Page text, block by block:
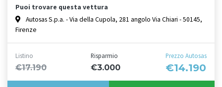
Puoi trovare questa vettura
Autosas S.p.a. - Via della Cupola, 281 angolo Via Chiari - 50145,
Firenze
Listino
€17.190
Risparmio
€3.000
Prezzo Autosas
€14.190